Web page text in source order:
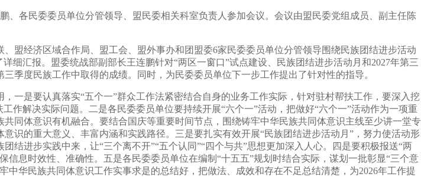
各民委委员单位分管领导、盟民委相关科室负责人参加会议。会议由盟民委党组成员、副主任陈
经济区域合作局、盟工会、盟外事办和团盟委6家民委委员单位分管领导围绕民族团结进步活动
细汇报。盟委统战部副部长王连鹏针对“两区一窗口”试点建设、民族团结进步活动月和2027年第三
季度民族工作中取得的成绩。同时，为民委委员单位下一步工作提出了针对性的指导。
是要认真落实“五个一”群众工作法紧密结合自身的业务工作实际，针对驻村帮扶工作，要深入挖
作解决实际问题。二是各民委委员单位要持续开展“六个一”活动，把做好“六个一”活动作为一项重
同体意识有机融合。要结合国庆等重要时间节点，围绕铸牢中华民族共同体意识主线至少讲一堂专
识的重大意义、丰富内涵和实践路径。三是要扎实有效开展“民族团结进步活动月”，努力使活动形
进步实践中来，让“三个离不开”“五个认同”“四个与共”思想更加深入人心。四是要积极报送“两
息时效性、准确性。五是各民委委员单位在编制“十五五”规划时结合实际，谋划一批彰显“三个意
华民族共同体意识工作实事求是的总结好，把做法、成效和存在不足总结清楚，为2026年工作提